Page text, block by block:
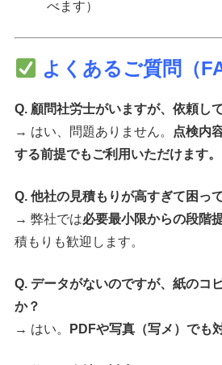
べます）
よくあるご質問（
Q. 顧問社労士がいますが、依頼し
→ はい、問題ありません。
点検内
する前提でもご利用いただけます。
Q. 他社の見積もりが高すぎて困っ
→ 弊社では必要最小限からの段階
積もりも歓迎します。
Q. データがないのですが、紙のコ
か？
→ はい。
PDFや写真（写メ）でも